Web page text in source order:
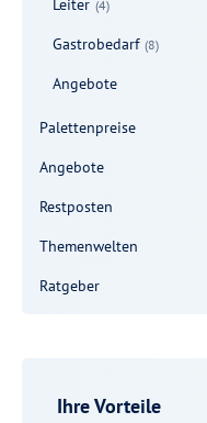
Leiter (4)
Gastrobedarf (8)
Angebote
Palettenpreise
Angebote
Restposten
Themenwelten
Ratgeber
Ihre Vorteile